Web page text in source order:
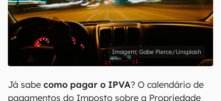
Gabe Pierce/Unsplash
Já sabe como pagar o IPVA? O calendário de
pagamentos do Imposto sobre a Propriedade